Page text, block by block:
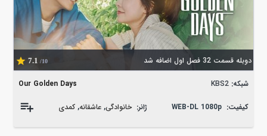
دوبله قسمت 32 فصل اول اضافه شد 7.1 /10
Our Golden Days شبکه: KBS2
کیفیت: WEB-DL 1080p ژانر: خانوادگی,عاشقانه,کمدی